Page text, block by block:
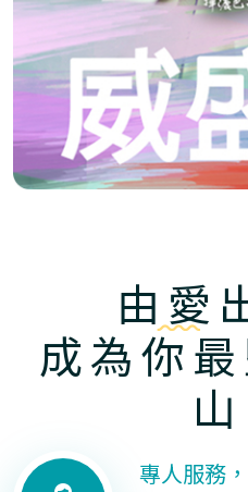
由愛
成為你
山
專人服務